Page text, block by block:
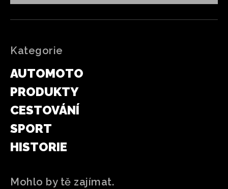
Kategorie
AUTOMOTO
PRODUKTY
CESTOVÁNÍ
SPORT
HISTORIE
Mohlo by tě zajímat.